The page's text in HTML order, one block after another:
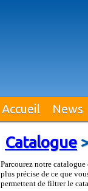
Accueil News
Catalogue
Parcourez notre
plus précise de ce que
permettent de filtrer le